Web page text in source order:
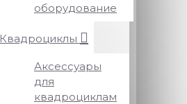
оборудование
Квадроциклы
Аксессуары
для
квадроциклам